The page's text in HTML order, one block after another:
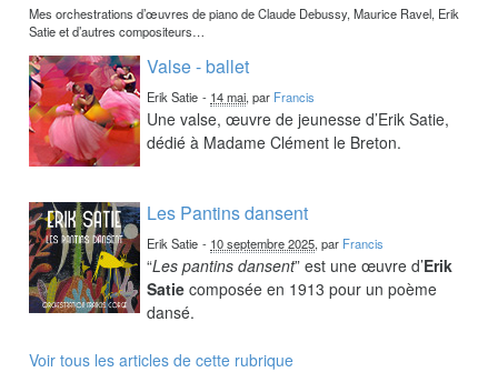
Mes orchestrations d’œuvres de piano de Claude Debussy, Maurice Ravel, Erik
Satie et d’autres compositeurs…
Valse - ballet
Erik Satie - 14 mai, par Francis
Une valse, œuvre de jeunesse d’Erik Satie,
dédié à Madame Clément le Breton.
Les Pantins dansent
Erik Satie - 10 septembre 2025, par Francis
“Les pantins dansent” est une œuvre d’Erik
Satie composée en 1913 pour un poème
dansé.
Voir tous les articles de cette rubrique